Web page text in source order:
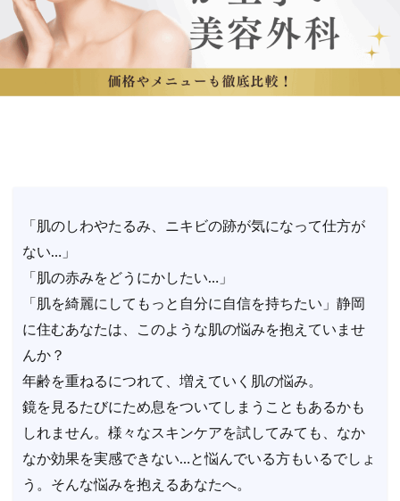
「肌のしわやたるみ、ニキビの跡が気になって仕方が
ない…」
「肌の赤みをどうにかしたい…」
「肌を綺麗にしてもっと自分に自信を持ちたい」静岡
に住むあなたは、このような肌の悩みを抱えていませ
んか？
年齢を重ねるにつれて、増えていく肌の悩み。
鏡を見るたびにため息をついてしまうこともあるかも
しれません。様々なスキンケアを試してみても、なか
なか効果を実感できない…と悩んでいる方もいるでしょ
う。そんな悩みを抱えるあなたへ。